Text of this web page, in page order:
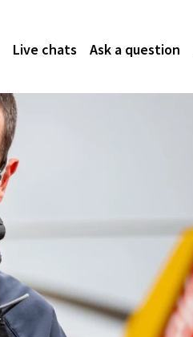
Live chats Ask a question